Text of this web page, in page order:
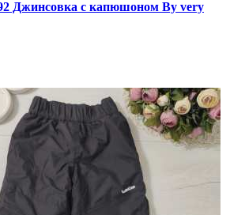
Джинсовка с капюшоном By very